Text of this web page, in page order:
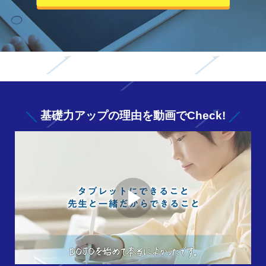
基礎力アップの理由を動画でCheck!